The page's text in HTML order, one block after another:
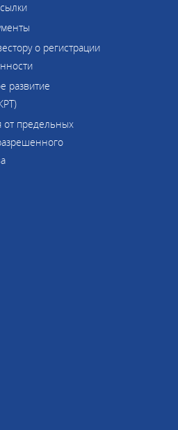
о регистрации
развитие
от предельных